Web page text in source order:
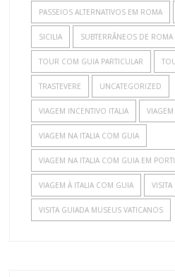
PASSEIOS ALTERNATIVOS EM ROMA
SICILIA SUBTERRÂNEOS DE ROMA
TOUR COM GUIA PARTICULAR
TRASTEVERE UNCATEGORIZED
VIAGEM INCENTIVO ITALIA
VIAGEM NA ITALIA COM GUIA
VIAGEM NA ITALIA COM GUIA EM
VIAGEM À ITALIA COM GUIA
VISITA GUIADA MUSEUS VATICANOS